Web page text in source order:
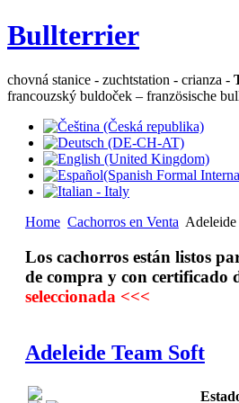
Bullterrier
chovná stanice - zuchtstation - crianza -
francouzský buldoček – französische
Home Cachorros en Venta
Los cachorros están listos
de compra y con certificado
seleccionada <<<
Adeleide Team Soft